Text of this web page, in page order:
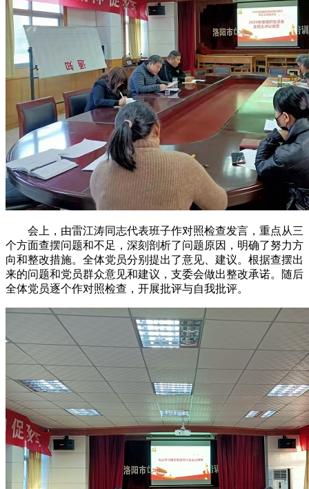
会上，由雷江涛同志代表班子作对照检查发言，重点从三
个方面查摆问题和不足，深刻剖析了问题原因，明确了努力方
向和整改措施。全体党员分别提出了意见、建议。根据查摆出
来的问题和党员群众意见和建议，支委会做出整改承诺。随后
全体党员逐个作对照检查，开展批评与自我批评。